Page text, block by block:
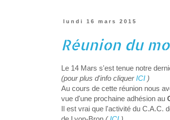
lundi 16 mars 2015
Réunion du
Le 14 Mars s'est tenue notre
(pour plus d'info cliquerICI )
Au cours de cette réunion nous
vue d'une prochaine adhésion au
Il est vrai que l'activité du C.A.C.